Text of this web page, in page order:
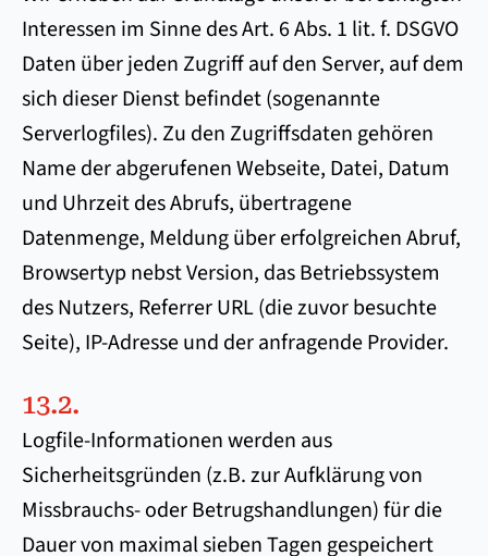
Interessen im Sinne des Art. 6 Abs. 1 lit. f. DSGVO
Daten über jeden Zugriff auf den Server, auf dem
sich dieser Dienst befindet (sogenannte
Serverlogfiles). Zu den Zugriffsdaten gehören
Name der abgerufenen Webseite, Datei, Datum
und Uhrzeit des Abrufs, übertragene
Datenmenge, Meldung über erfolgreichen Abruf,
Browsertyp nebst Version, das Betriebssystem
des Nutzers, Referrer URL (die zuvor besuchte
Seite), IP-Adresse und der anfragende Provider.
13.2.
Logfile-Informationen werden aus
Sicherheitsgründen (z.B. zur Aufklärung von
Missbrauchs- oder Betrugshandlungen) für die
Dauer von maximal sieben Tagen gespeichert